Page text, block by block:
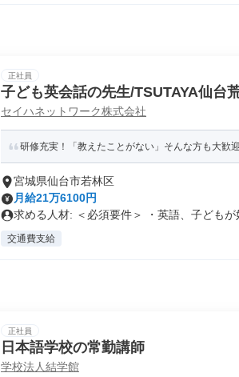
正社員
子ども英会話の先生/TSUTAYA仙台
セイハネットワーク株式会社
研修充実！「教えたことがない」そんな方も大歓
宮城県仙台市若林区
月給21万6100円
求める人材: ＜必須要件＞ ・英語、子どもが
交通費支給
正社員
日本語学校の常勤講師
学校法人結学館